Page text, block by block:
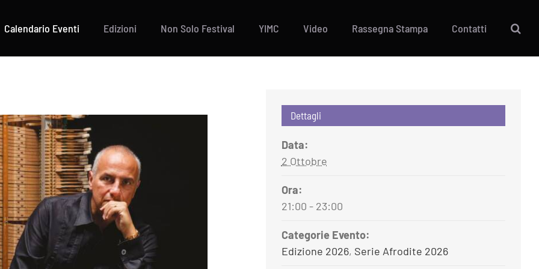
Calendario Eventi Edizioni Non Solo Festival YIMC Video Rassegna Stampa Contatti
Dettagli
Data:
2 Ottobre
Ora:
21:00 - 23:00
Categorie Evento:
Edizione 2026, Serie Afrodite 2026